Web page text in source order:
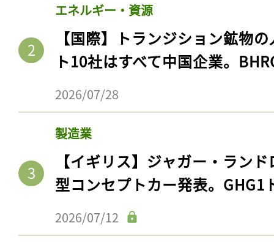
エネルギー・資源
【国際】トランジション鉱物
ト10社はすべて中国企業。
2026/07/28
製造業
【イギリス】ジャガー・ラン
型コンセプトカー発表。GHG1
2026/07/12